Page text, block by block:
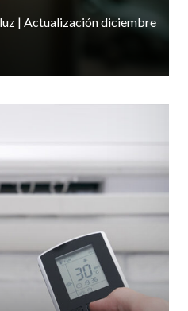
| Actualización diciembre